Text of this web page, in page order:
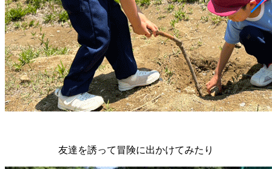
友達を誘って冒険に出かけてみたり